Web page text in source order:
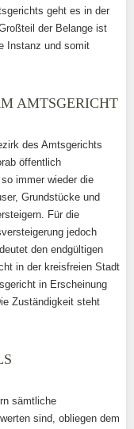
geht es in der
der Belange ist
Instanz und somit
AMTSGERICHT
des Amtsgerichts
öffentlich
immer wieder die
Grundstücke und
Für die
jedoch
den endgültigen
in der kreisfreien Stadt
in Erscheinung
Zuständigkeit steht
sämtliche
sind, obliegen dem